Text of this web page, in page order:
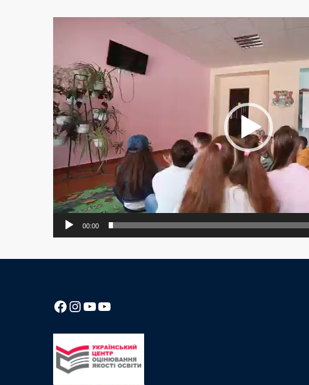
Відеопрогравач
00:00
Посилання на Facebook сторінку ліцею
Instagram
Посилання на YouTube канал ліцеюПосилання на YouTube канал ліцею